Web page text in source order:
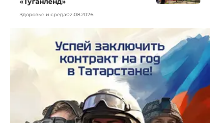
Здоровье и среда02.08.2026